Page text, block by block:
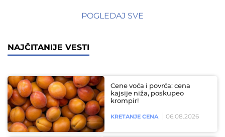
POGLEDAJ SVE
NAJČITANIJE VESTI
Cene voća i povrća: cena
kajsije niža, poskupeo
krompir!
KRETANJE CENA 06.08.2026